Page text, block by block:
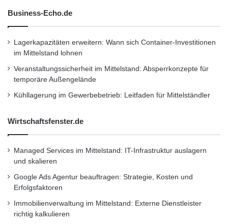
Business-Echo.de
Lagerkapazitäten erweitern: Wann sich Container-Investitionen
im Mittelstand lohnen
Veranstaltungssicherheit im Mittelstand: Absperrkonzepte für
temporäre Außengelände
Kühllagerung im Gewerbebetrieb: Leitfaden für Mittelständler
Wirtschaftsfenster.de
Managed Services im Mittelstand: IT-Infrastruktur auslagern
und skalieren
Google Ads Agentur beauftragen: Strategie, Kosten und
Erfolgsfaktoren
Immobilienverwaltung im Mittelstand: Externe Dienstleister
richtig kalkulieren